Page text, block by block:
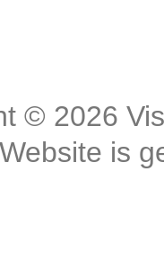
© 2026
Website is